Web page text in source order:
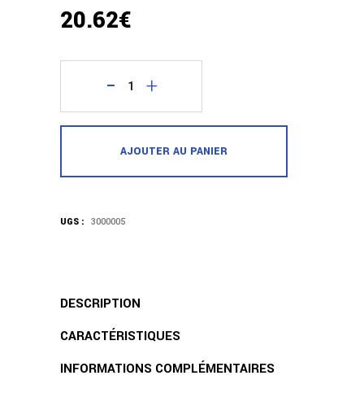
20.62€
Abaca
Sangle
Plate
AJOUTER AU PANIER
UGS : 3000005
DESCRIPTION
CARACTÉRISTIQUES
INFORMATIONS COMPLÉMENTAIRES